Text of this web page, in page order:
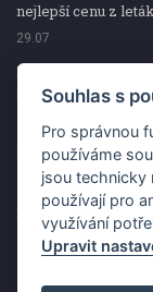
nejlepší cenu z
29.07
Prokop pro Vás
nejlepší cenu z
Kup špekáčky od
29.07
Prokop pro Vás
29.07
Souhlas s
Pro správnou
používáme
jsou technicky
používají pro
využívání
Upravit